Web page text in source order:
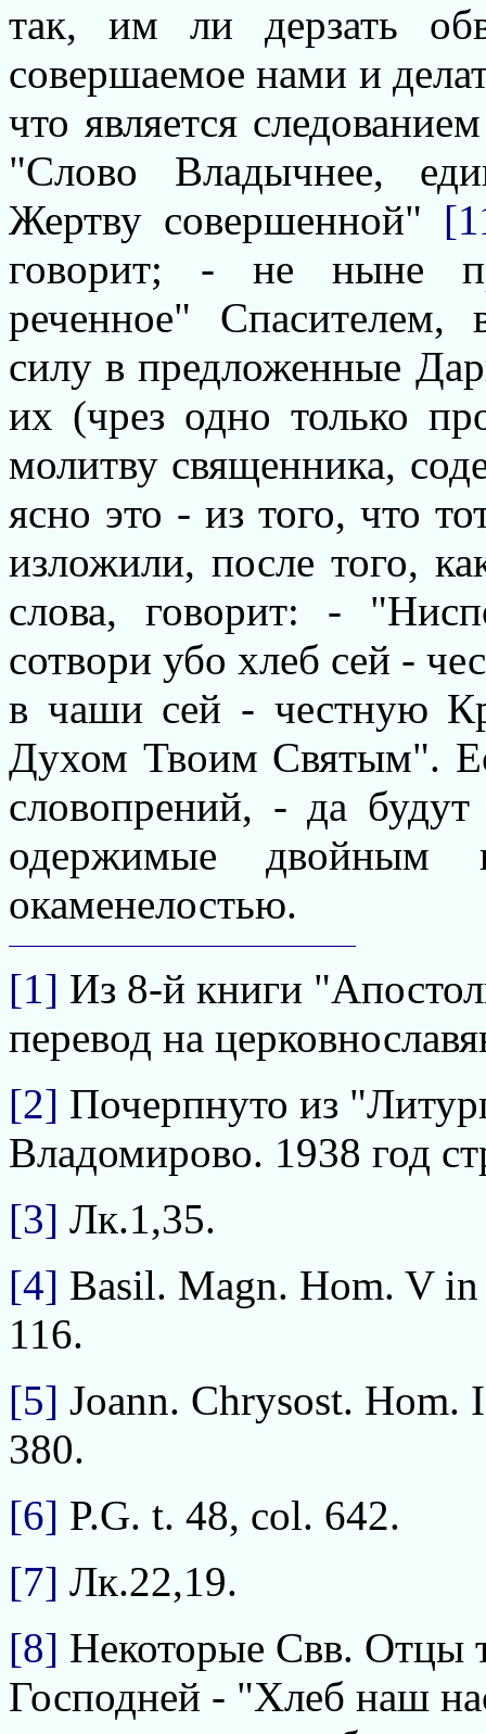
так, им ли дерзать
совершаемое нами и
что является
"Слово Владычнее,
Жертву совершенной"
говорит; - не ныне
реченное" Спасителем,
силу в предложенные
их (чрез одно только
молитву священника,
ясно это - из того, что
изложили, после того,
слова, говорит: -
сотвори убо хлеб сей -
в чаши сей - честную
Духом Твоим Святым".
словопрений, - да
одержимые двойным
окаменелостью.
[1] Из 8-й книги
перевод на
[2] Почерпнуто из
Владомирово. 1938 год
[3] Лк.1,35.
[4] Basil. Magn. Hom. V
116.
[5] Joann. Chrysost. Hom.
380.
[6] P.G. t. 48, col. 642.
[7] Лк.22,19.
[8] Некоторые Свв. Отцы
Господней - "Хлеб наш